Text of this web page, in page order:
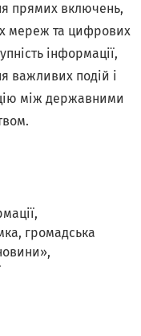
громадська
прямих включень,
мереж та цифрових
інформації,
важливих подій і
між державними